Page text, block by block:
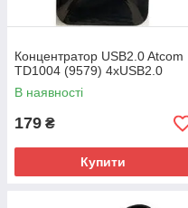
Концентратор USB2.0 Atcom
TD1004 (9579) 4хUSB2.0
В наявності
179 ₴
Купити